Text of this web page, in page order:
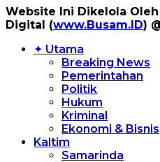
Website Ini Dikelola Oleh
Digital (www.Busam.ID)
✦ Utama
Breaking News
Pemerintahan
Politik
Hukum
Kriminal
Ekonomi & Bisnis
Kaltim
Samarinda